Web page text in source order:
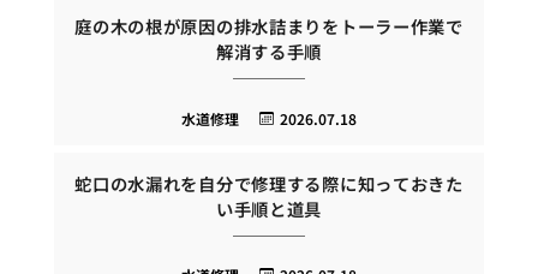
庭の木の根が原因の排水詰まりをトーラー作業で
解消する手順
2026.07.18
水道修理
蛇口の水漏れを自分で修理する際に知っておきた
い手順と道具